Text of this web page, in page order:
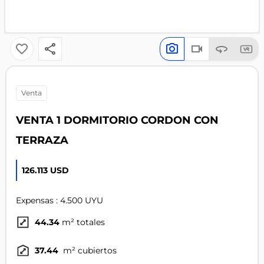
venta
VENTA 1 DORMITORIO CORDON CON
TERRAZA
126.113 USD
Expensas : 4.500 UYU
44.34 m² totales
37.44 m² cubiertos